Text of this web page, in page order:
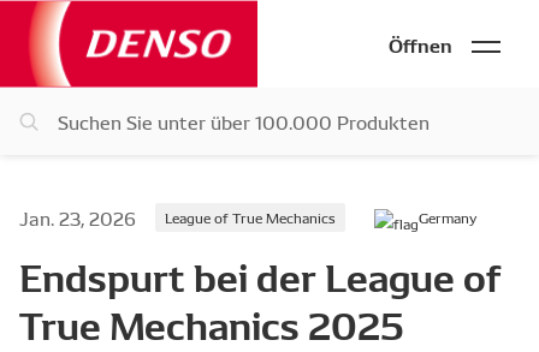
Öffnen
Jan. 23, 2026 League of True Mechanics Germany
Endspurt bei der League of
True Mechanics 2025